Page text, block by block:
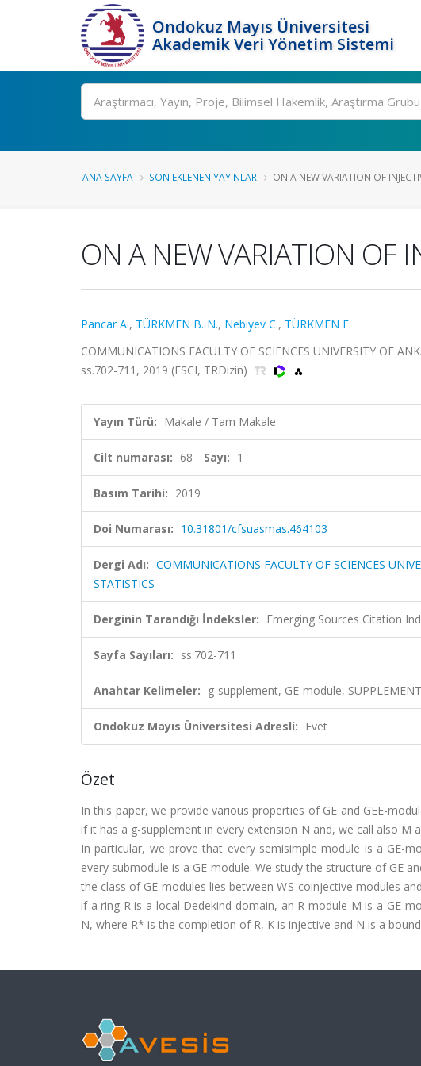
Ondokuz Mayıs Üniversitesi
Akademik Veri Yönetim Sistemi
Ara
ANA SAYFA SON EKLENEN YAYINLAR ON A NEW VARIATION OF
ON A NEW VARIATION OF
Pancar A., TÜRKMEN B. N., Nebiyev C., TÜRKMEN E.
COMMUNICATIONS FACULTY OF SCIENCES UNIVERSITY OF
ss.702-711, 2019 (ESCI, TRDizin)
Yayın Türü: Makale / Tam Makale
Cilt numarası: 68 Sayı: 1
Basım Tarihi: 2019
Doi Numarası: 10.31801/cfsuasmas.464103
Dergi Adı: COMMUNICATIONS FACULTY OF SCIENCES
STATISTICS
Derginin Tarandığı İndeksler: Emerging Sources Citation
Sayfa Sayıları: ss.702-711
Anahtar Kelimeler: g-supplement, GE-module, SUPPLEMENT
Ondokuz Mayıs Üniversitesi Adresli: Evet
Özet
In this paper, we provide various properties of GE and GEE-
if it has a g-supplement in every extension N and, we call also M
In particular, we prove that every semisimple module is a GE-
every submodule is a GE-module. We study the structure of GE
the class of GE-modules lies between WS-coinjective modules
if a ring R is a local Dedekind domain, an R-module M is a GE-
N, where R* is the completion of R, K is injective and N is a